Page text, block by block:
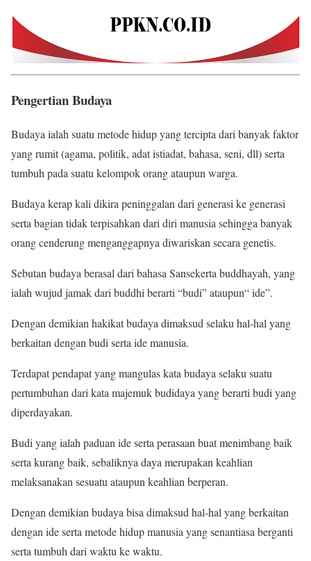
Pengertian Budaya
Budaya ialah suatu metode hidup yang tercipta dari banyak faktor
yang rumit (agama, politik, adat istiadat, bahasa, seni, dll) serta
tumbuh pada suatu kelompok orang ataupun warga.
Budaya kerap kali dikira peninggalan dari generasi ke generasi
serta bagian tidak terpisahkan dari diri manusia sehingga banyak
orang cenderung menganggapnya diwariskan secara genetis.
Sebutan budaya berasal dari bahasa Sansekerta buddhayah, yang
ialah wujud jamak dari buddhi berarti “budi” ataupun“ ide”.
Dengan demikian hakikat budaya dimaksud selaku hal-hal yang
berkaitan dengan budi serta ide manusia.
Terdapat pendapat yang mangulas kata budaya selaku suatu
pertumbuhan dari kata majemuk budidaya yang berarti budi yang
diperdayakan.
Budi yang ialah paduan ide serta perasaan buat menimbang baik
serta kurang baik, sebaliknya daya merupakan keahlian
melaksanakan sesuatu ataupun keahlian berperan.
Dengan demikian budaya bisa dimaksud hal-hal yang berkaitan
dengan ide serta metode hidup manusia yang senantiasa berganti
serta tumbuh dari waktu ke waktu.